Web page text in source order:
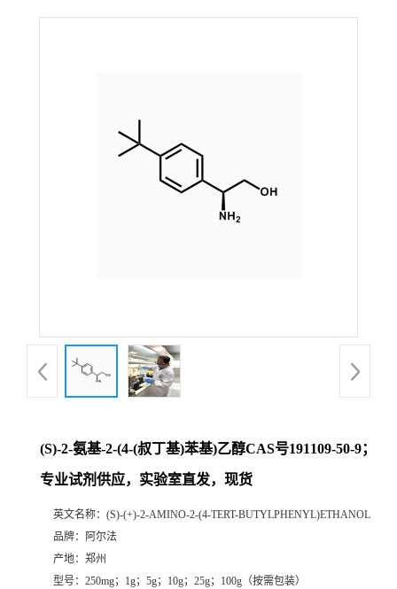
厅(S)-2-氨基-2-(4-(叔丁基)苯基)乙醇CAS号191109-50-9；
专业试剂供应，实验室直发，现货
英文名称： (S)-(+)-2-AMINO-2-(4-TERT-BUTYLPHENYL)ETHANOL
品牌：
阿尔法
产地： 郑州
型号： 250mg；1g；5g；10g；25g；100g（按需包装）